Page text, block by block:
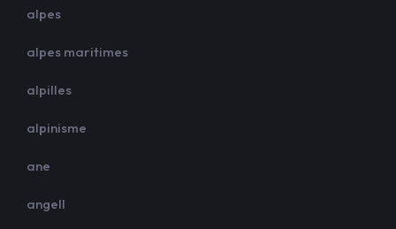
alpes
alpes maritimes
alpilles
alpinisme
ane
angell